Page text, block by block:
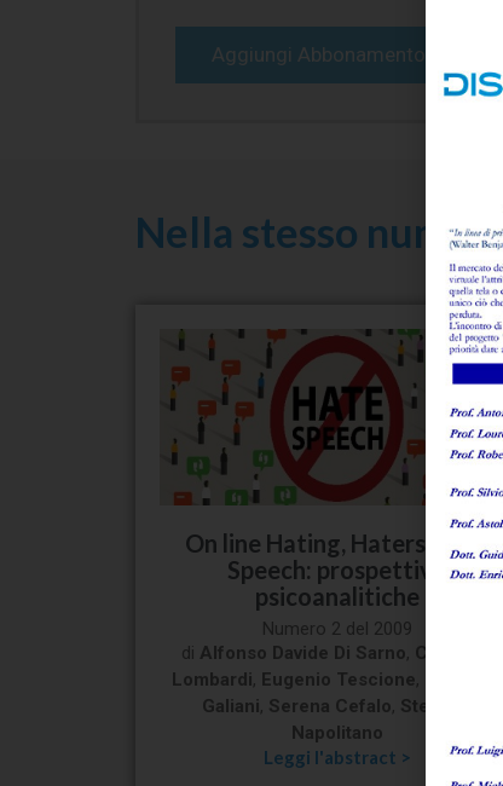
Aggiungi Abbonamento Full al
Nella stesso
On line Hating, Haters, Hate
Speech: prospettive
psicoanalitiche
Numero 2 del 2009
di Alfonso Davide Di Sarno, Christian
Lombardi, Eugenio Tescione,
Galiani, Serena Cefalo, Stefania
Napolitano
Leggi l'abstract >